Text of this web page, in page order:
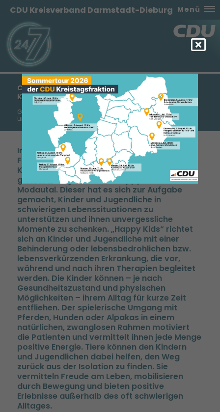
CDU Kreisverband Darmstadt-Dieburg Menü
CDU-KREISTAGSFRAKTION BESUCHT „HAPPY
KIDS“
Großes Lob für engagierte Arbeit zum Wohle eingeschränkter
und kranker Kinder!
Im Rahmen einer auswärtigen
Fraktionssitzung besuchte die CDU-
Kreistagsfraktion im letzten Sommer den
gemeinnützigen Verein „Happy Kids“ in
Modautal. Dieser hat es sich zur Aufgabe
gemacht, Kinder und Jugendliche in
schwierigen Lebenssituationen zu
unterstützen und ihnen unvergessliche
Momente zu schenken. „Happy Kids“ richtet
sich an Kinder und Jugendliche mit einer
Behinderung oder lebensbedrohlichen bzw.
lebensverkürzenden Erkrankung, die vor,
während und nach ihren Therapien begleitet
werden. Die Kinder können – je nach
Gesundheitszustand und physischen
Möglichkeiten – ihrem Alltag für kurze Zeit
entfliehen. Der spielerische Umgang mit
Pferden, Hunden oder Alpakas in einem
natürlichen, zwanglosen Rahmen motiviert
die Patienten und vermittelt ihnen jede Menge
positive Energie. Tiere können den Kindern
und Jugendlichen dabei helfen, den Weg
zurück aus der Isolation zu finden. Sie
vermitteln Freude am Leben, mobilisieren
durch Bewegung und bieten positive
Erlebnisse außerhalb des oft schwierigen
Alltages.